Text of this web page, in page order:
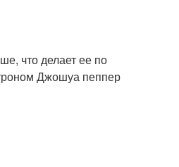
что делает ее по
Джошуа пеппер